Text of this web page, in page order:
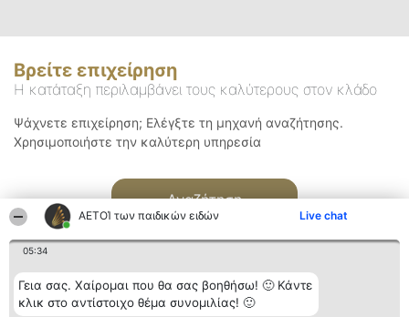
ΑΕΤΟΊ των παιδικών ειδών Live chat
05:34
Γεια σας. Χαίρομαι που θα σας βοηθήσω! 🙂 Κάντε
κλικ στο αντίστοιχο θέμα συνομιλίας! 🙂
Βρείτε επιχείρηση
Η κατάταξη περιλαμβάνει τους καλύτερους στον κλάδο
Ψάχνετε επιχείρηση; Ελέγξτε τη μηχανή αναζήτησης.
Χρησιμοποιήστε την καλύτερη υπηρεσία
Αναζήτηση